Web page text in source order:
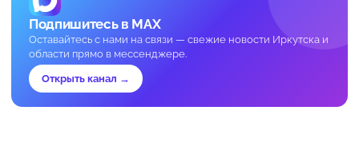
Подпишитесь в MAX
Оставайтесь с нами на связи — свежие новости Иркутска и
области прямо в мессенджере.
Открыть канал →